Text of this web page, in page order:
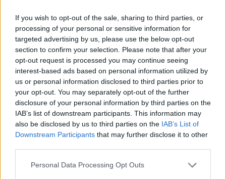
If you wish to opt-out of the sale, sharing to third parties, or
processing of your personal or sensitive information for
targeted advertising by us, please use the below opt-out
section to confirm your selection. Please note that after your
opt-out request is processed you may continue seeing
interest-based ads based on personal information utilized by
us or personal information disclosed to third parties prior to
your opt-out. You may separately opt-out of the further
disclosure of your personal information by third parties on the
IAB’s list of downstream participants. This information may
also be disclosed by us to third parties on the IAB’s List of
Downstream Participants that may further disclose it to other
Personal Data Processing Opt Outs
Formula Uno, già scricchiola
la posizione di Liam Lawson:
Marko spinge già per Hadjar
Liam Lawson è già a rischio:non potrebbe essere
altrimenti, considerando quello che è stato il suo
rendimento in queste prime uscite alla guida di Red
Bull.